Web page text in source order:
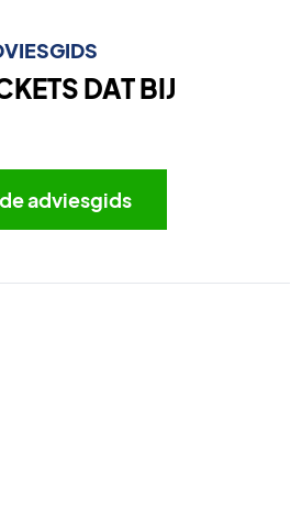
DAT BIJ
adviesgids